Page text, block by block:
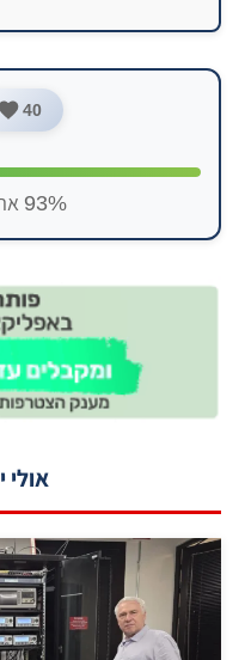
40
93% אהבו את הכתבה
אולי